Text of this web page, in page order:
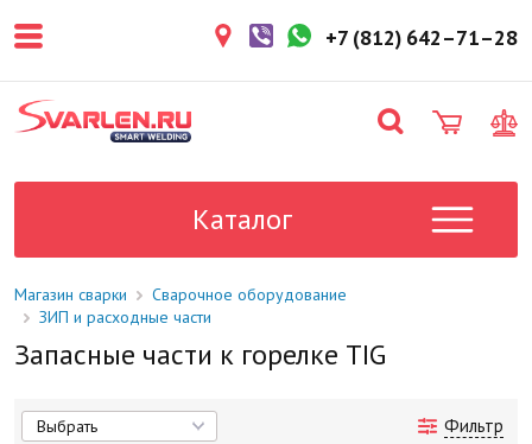
+7 (812) 642–71–28
Каталог
Магазин сварки
Сварочное оборудование
ЗИП и расходные части
Запасные части к горелке TIG
Фильтр